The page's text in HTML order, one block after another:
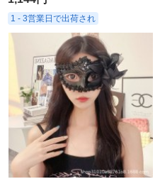
1 - 3営業日で出荷され